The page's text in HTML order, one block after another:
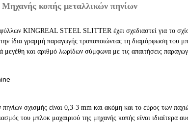
κοπής μεταλλικών πηνίων
KINGREAL STEEL SLITTER έχει σχεδιαστεί για το
ίδια γραμμή παραγωγής τροποποιώντας τη διαμόρφωση
μεγέθη και αριθμό λωρίδων σύμφωνα με τις απαιτήσεις
σχισμής είναι 0,3-3 mm και ακόμη και το εύρος των
του μπλοκ μαχαιριού της μηχανής κοπής είναι ιδιαίτερα